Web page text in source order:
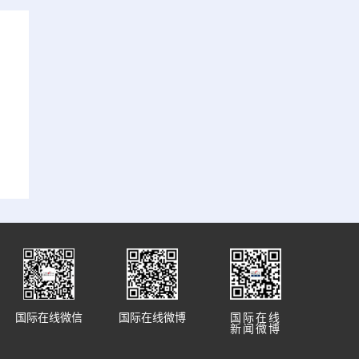
国际在线
新闻微博
国际在线微博
国际在线微信